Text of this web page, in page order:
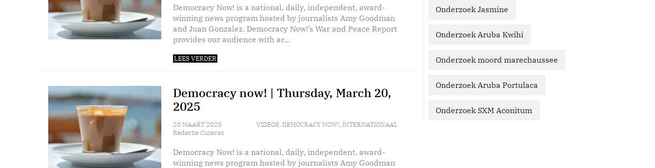
Democracy Now! is a national, daily, independent, award-
winning news program hosted by journalists Amy Goodman
and Juan Gonzalez. Democracy Now!’s War and Peace Report
provides our audience with ac...
LEES VERDER
Democracy now! | Thursday, March 20,
2025
20 MAART 2025
Redactie Curacao
VIDEOS, DEMOCRACY NOW!, INTERNATIONAAL
Democracy Now! is a national, daily, independent, award-
winning news program hosted by journalists Amy Goodman
Onderzoek Jasmine
Onderzoek Aruba Kwihi
Onderzoek moord marechaussee
Onderzoek Aruba Portulaca
Onderzoek SXM Aconitum